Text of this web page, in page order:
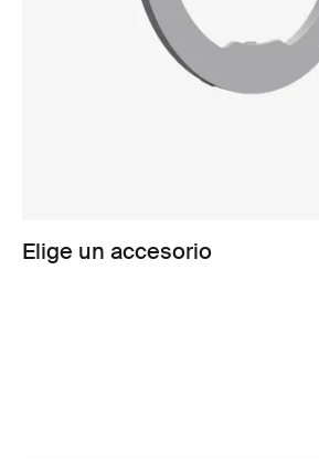
Elige un accesorio